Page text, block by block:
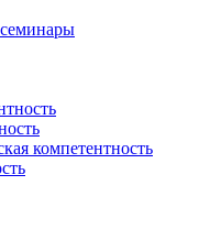
компетентность